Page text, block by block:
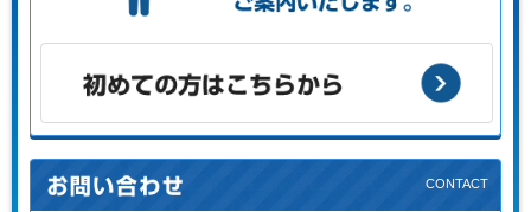
お客様の目的に応じた支援メニューをご案内します。
初めての方はこちらから